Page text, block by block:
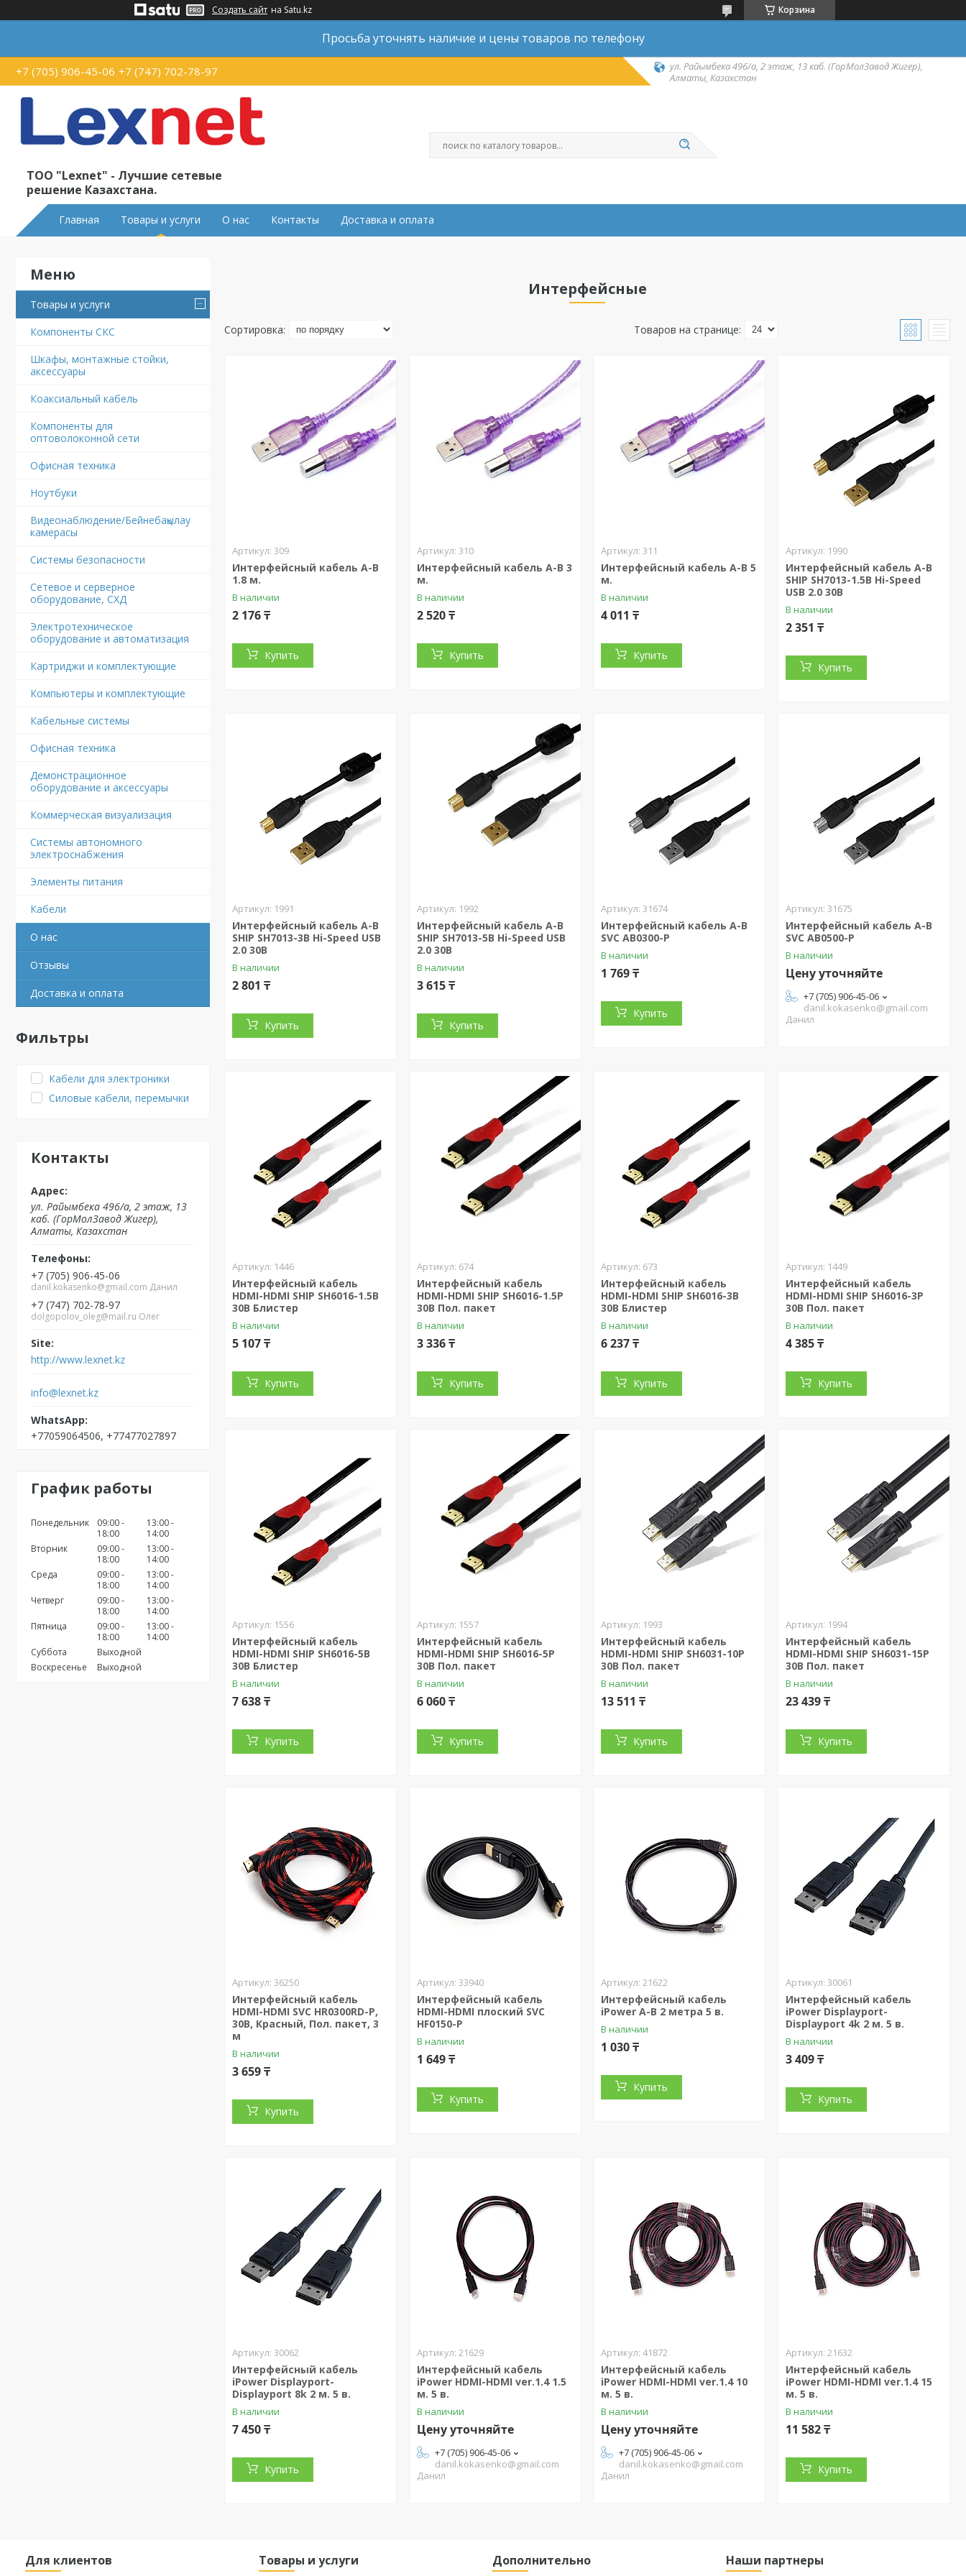
Создать сайт на Satu.kz Корзина
Просьба уточнять наличие и цены товаров по телефону
+7 (705) 906-45-06 +7 (747) 702-78-97
ул. Райымбека 496/а, 2 этаж, 13 каб. (ГорМолЗавод Жигер),
Алматы, Казахстан
ТОО "Lexnet" - Лучшие сетевые
решение Казахстана.
Главная Товары и услуги О нас Контакты Доставка и оплата
Товары и услуги
Компоненты СКС
Шкафы, монтажные стойки,
аксессуары
Коаксиальный кабель
Компоненты для
оптоволоконной сети
Офисная техника
Ноутбуки
Видеонаблюдение/Бейнебақылау
камерасы
Системы безопасности
Сетевое и серверное
оборудование, СХД
Электротехническое
оборудование и автоматизация
Картриджи и комплектующие
Компьютеры и комплектующие
Кабельные системы
Офисная техника
Демонстрационное
оборудование и аксессуары
Коммерческая визуализация
Системы автономного
электроснабжения
Элементы питания
Кабели
О нас
Отзывы
Доставка и оплата
Фильтры
Кабели для электроники
Силовые кабели, перемычки
Контакты
ул. Райымбека 496/а, 2 этаж, 13
каб. (ГорМолЗавод Жигер),
Алматы, Казахстан
+7 (705) 906-45-06
danil.kokasenko@gmail.com Данил
+7 (747) 702-78-97
dolgopolov_oleg@mail.ru Олег
http://www.lexnet.kz
info@lexnet.kz
+77059064506, +77477027897
График работы
Понедельник
09:00
18:00
13:00
14:00
Вторник
09:00
18:00
13:00
14:00
Среда
09:00
18:00
13:00
14:00
Четверг
09:00
18:00
13:00
14:00
Пятница
09:00
18:00
13:00
14:00
Суббота
Выходной
Воскресенье
Выходной
Интерфейсные
309
Интерфейсный кабель A-B
1.8 м.
В наличии
2 176 ₸
Купить
310
Интерфейсный кабель A-B 3
м.
В наличии
2 520 ₸
Купить
311
Интерфейсный кабель A-B 5
м.
В наличии
4 011 ₸
Купить
1990
Интерфейсный кабель A-B
SHIP SH7013-1.5B Hi-Speed
USB 2.0 30В
В наличии
2 351 ₸
Купить
1991
Интерфейсный кабель A-B
SHIP SH7013-3B Hi-Speed USB
2.0 30В
В наличии
2 801 ₸
Купить
1992
Интерфейсный кабель A-B
SHIP SH7013-5B Hi-Speed USB
2.0 30В
В наличии
3 615 ₸
Купить
31674
Интерфейсный кабель A-B
SVC AB0300-P
В наличии
1 769 ₸
Купить
31675
Интерфейсный кабель A-B
SVC AB0500-P
В наличии
Цену уточняйте
+7 (705) 906-45-06
danil.kokasenko@gmail.com
Данил
1446
Интерфейсный кабель
HDMI-HDMI SHIP SH6016-1.5B
30В Блистер
В наличии
5 107 ₸
Купить
674
Интерфейсный кабель
HDMI-HDMI SHIP SH6016-1.5P
30В Пол. пакет
В наличии
3 336 ₸
Купить
673
Интерфейсный кабель
HDMI-HDMI SHIP SH6016-3B
30В Блистер
В наличии
6 237 ₸
Купить
1449
Интерфейсный кабель
HDMI-HDMI SHIP SH6016-3P
30В Пол. пакет
В наличии
4 385 ₸
Купить
1556
Интерфейсный кабель
HDMI-HDMI SHIP SH6016-5B
30В Блистер
В наличии
7 638 ₸
Купить
1557
Интерфейсный кабель
HDMI-HDMI SHIP SH6016-5P
30В Пол. пакет
В наличии
6 060 ₸
Купить
1993
Интерфейсный кабель
HDMI-HDMI SHIP SH6031-10P
30В Пол. пакет
В наличии
13 511 ₸
Купить
1994
Интерфейсный кабель
HDMI-HDMI SHIP SH6031-15P
30В Пол. пакет
В наличии
23 439 ₸
Купить
36250
Интерфейсный кабель
HDMI-HDMI SVC HR0300RD-P,
30В, Красный, Пол. пакет, 3
м
В наличии
3 659 ₸
Купить
33940
Интерфейсный кабель
HDMI-HDMI плоский SVC
HF0150-P
В наличии
1 649 ₸
Купить
21622
Интерфейсный кабель
iPower A-B 2 метра 5 в.
В наличии
1 030 ₸
Купить
30061
Интерфейсный кабель
iPower Displayport-
Displayport 4k 2 м. 5 в.
В наличии
3 409 ₸
Купить
30062
Интерфейсный кабель
iPower Displayport-
Displayport 8k 2 м. 5 в.
В наличии
7 450 ₸
Купить
21629
Интерфейсный кабель
iPower HDMI-HDMI ver.1.4 1.5
м. 5 в.
В наличии
Цену уточняйте
+7 (705) 906-45-06
danil.kokasenko@gmail.com
Данил
41872
Интерфейсный кабель
iPower HDMI-HDMI ver.1.4 10
м. 5 в.
В наличии
Цену уточняйте
+7 (705) 906-45-06
danil.kokasenko@gmail.com
Данил
21632
Интерфейсный кабель
iPower HDMI-HDMI ver.1.4 15
м. 5 в.
В наличии
11 582 ₸
Купить
Для клиентов Товары и услуги Дополнительно Наши партнеры